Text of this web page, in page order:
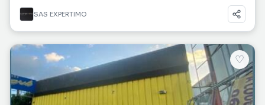
SAS EXPERTIMO
♡